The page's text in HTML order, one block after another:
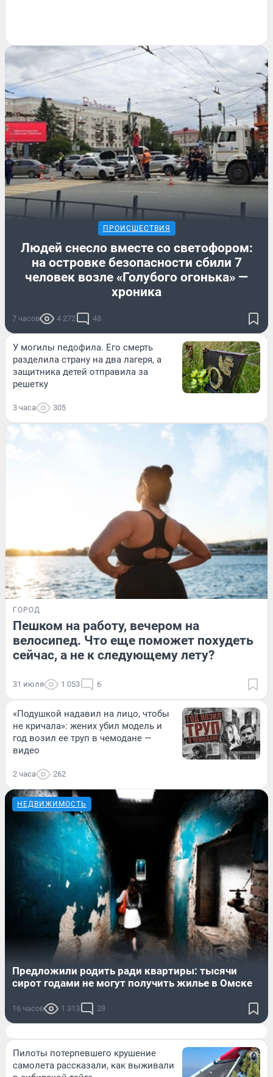
ПРОИСШЕСТВИЯ
Людей снесло вместе со светофором:
на островке безопасности сбили 7
человек возле «Голубого огонька» —
хроника
7 часов 4 272 48
У могилы педофила. Его смерть
разделила страну на два лагеря, а
защитника детей отправила за
решетку
3 часа 305
ГОРОД
Пешком на работу, вечером на
велосипед. Что еще поможет похудеть
сейчас, а не к следующему лету?
31 июля 1 053 6
«Подушкой надавил на лицо, чтобы
не кричала»: жених убил модель и
год возил ее труп в чемодане —
видео
2 часа 262
НЕДВИЖИМОСТЬ
Предложили родить ради квартиры: тысячи
сирот годами не могут получить жилье в Омске
16 часов 1 313 28
Пилоты потерпевшего крушение
самолета рассказали, как выживали